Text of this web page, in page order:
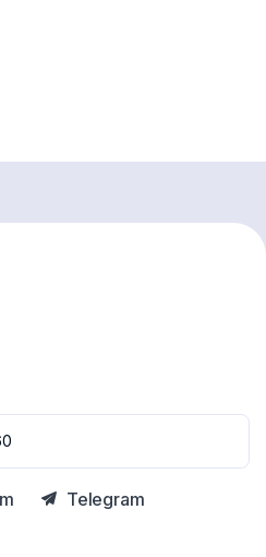
Telegram